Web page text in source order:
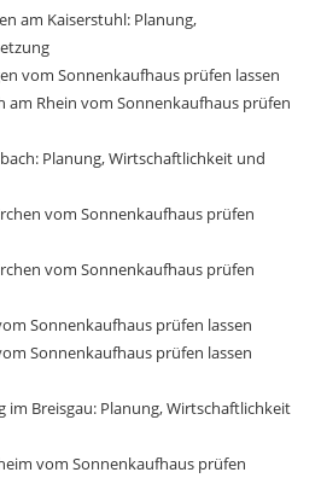
am Kaiserstuhl: Planung,
vom Sonnenkaufhaus prüfen lassen
am Rhein vom Sonnenkaufhaus prüfen
Planung, Wirtschaftlichkeit und
vom Sonnenkaufhaus prüfen
vom Sonnenkaufhaus prüfen
Sonnenkaufhaus prüfen lassen
Sonnenkaufhaus prüfen lassen
im Breisgau: Planung, Wirtschaftlichkeit
vom Sonnenkaufhaus prüfen